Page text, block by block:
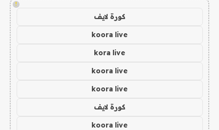
!
كورة لايف
koora live
kora live
koora live
koora live
كورة لايف
koora live